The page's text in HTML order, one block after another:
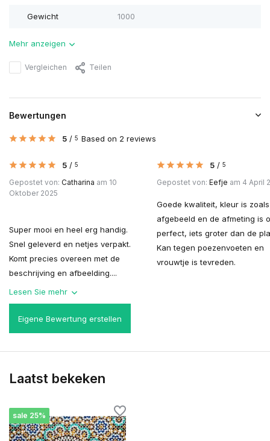
Gewicht 1000
Mehr anzeigen
Vergleichen Teilen
Bewertungen
5 / 5 Based on 2 reviews
5 / 5
Gepostet von: Catharina am 10
Oktober 2025
Super mooi en heel erg handig.
Snel geleverd en netjes verpakt.
Komt precies overeen met de
beschrijving en afbeelding....
Lesen Sie mehr
5 / 5
Gepostet von: Eefje am 4 April
Goede kwaliteit, kleur is zoals
afgebeeld en de afmeting is
perfect, iets groter dan de
Kan tegen poezenvoeten en
vrouwtje is tevreden.
Eigene Bewertung erstellen
Laatst bekeken
sale 25%